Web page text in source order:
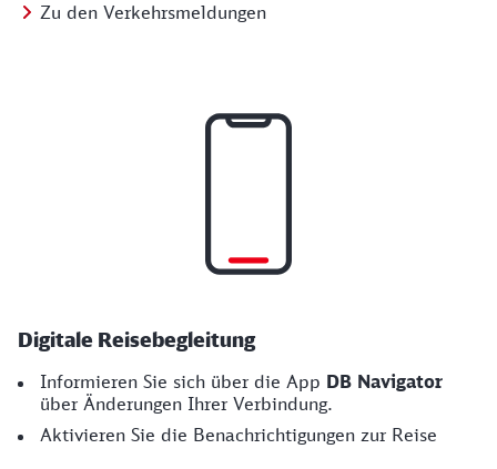
Zu den Verkehrsmeldungen
Digitale Reisebegleitung
Informieren Sie sich über die App DB Navigator
über Änderungen Ihrer Verbindung.
Aktivieren Sie die Benachrichtigungen zur Reise